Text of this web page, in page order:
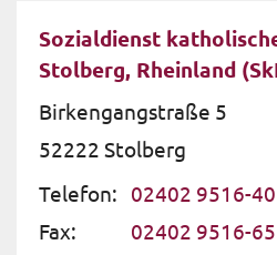
Sozialdienst
Stolberg, Rheinland
Birkengangstraße 5
52222 Stolberg
Telefon: 02402 9516-40
Fax:
02402 9516-65